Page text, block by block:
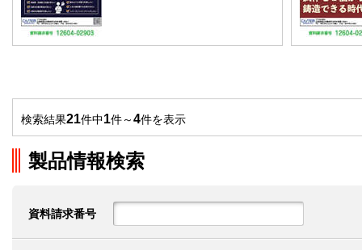
検索結果21件中1件～4件を表示
製品情報検索
資料請求番号